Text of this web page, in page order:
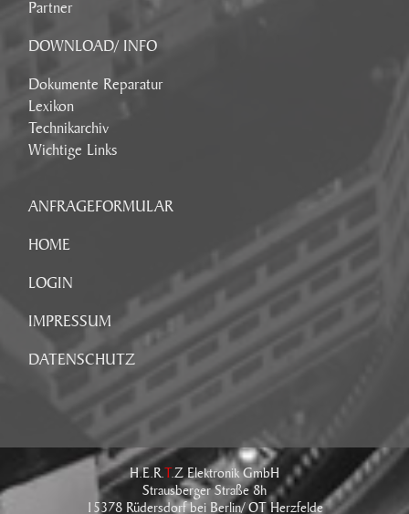
Partner
DOWNLOAD/ INFO
Dokumente Reparatur
Lexikon
Technikarchiv
Wichtige Links
ANFRAGEFORMULAR
HOME
LOGIN
IMPRESSUM
DATENSCHUTZ
H.E.R.T.Z Elektronik GmbH
Strausberger Straße 8h
15378 Rüdersdorf bei Berlin/ OT Herzfelde